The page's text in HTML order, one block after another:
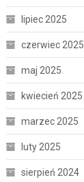
lipiec 2025
czerwiec 2025
maj 2025
kwiecień 2025
marzec 2025
luty 2025
sierpień 2024